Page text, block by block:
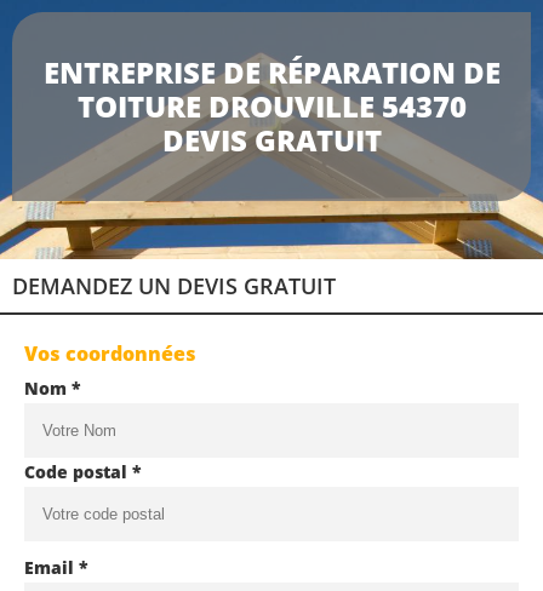
ENTREPRISE DE RÉPARATION DE
TOITURE DROUVILLE 54370
DEVIS GRATUIT
DEMANDEZ UN DEVIS GRATUIT
Vos coordonnées
Nom *
Code postal *
Email *